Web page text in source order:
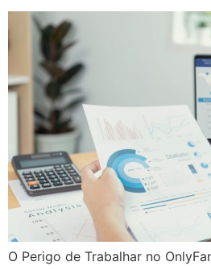
O Perigo de Trabalhar no